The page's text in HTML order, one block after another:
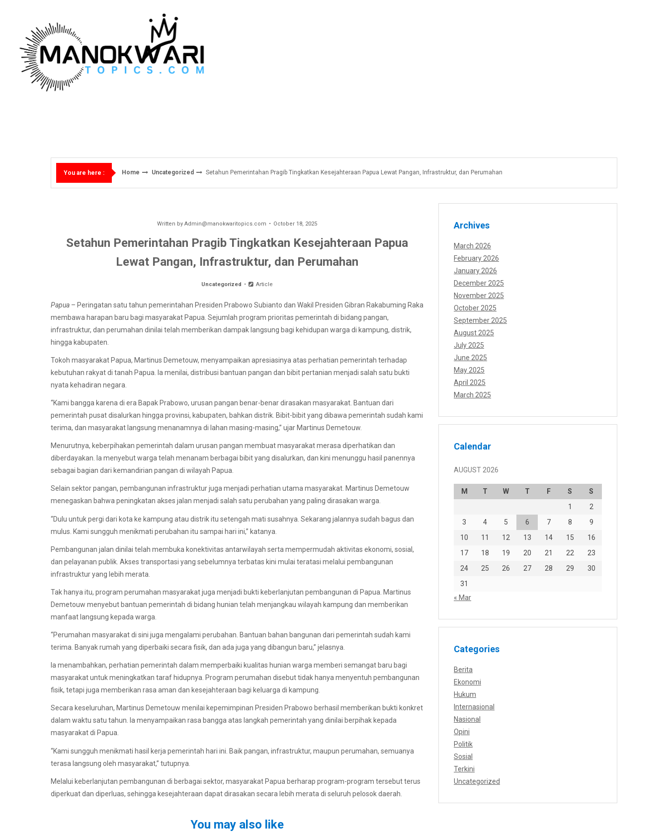
You are here : Home Uncategorized Setahun Pemerintahan Pragib Tingkatkan Kesejahteraan Papua Lewat Pangan, Infrastruktur, dan Perumahan
Written by Admin@manokwaritopics.com October 18, 2025
Setahun Pemerintahan Pragib Tingkatkan Kesejahteraan Papua
Lewat Pangan, Infrastruktur, dan Perumahan
Uncategorized Article
Papua – Peringatan satu tahun pemerintahan Presiden Prabowo Subianto dan Wakil Presiden Gibran Rakabuming Raka
membawa harapan baru bagi masyarakat Papua. Sejumlah program prioritas pemerintah di bidang pangan,
infrastruktur, dan perumahan dinilai telah memberikan dampak langsung bagi kehidupan warga di kampung, distrik,
hingga kabupaten.
Tokoh masyarakat Papua, Martinus Demetouw, menyampaikan apresiasinya atas perhatian pemerintah terhadap
kebutuhan rakyat di tanah Papua. Ia menilai, distribusi bantuan pangan dan bibit pertanian menjadi salah satu bukti
nyata kehadiran negara.
“Kami bangga karena di era Bapak Prabowo, urusan pangan benar-benar dirasakan masyarakat. Bantuan dari
pemerintah pusat disalurkan hingga provinsi, kabupaten, bahkan distrik. Bibit-bibit yang dibawa pemerintah sudah kami
terima, dan masyarakat langsung menanamnya di lahan masing-masing,” ujar Martinus Demetouw.
Menurutnya, keberpihakan pemerintah dalam urusan pangan membuat masyarakat merasa diperhatikan dan
diberdayakan. Ia menyebut warga telah menanam berbagai bibit yang disalurkan, dan kini menunggu hasil panennya
sebagai bagian dari kemandirian pangan di wilayah Papua.
Selain sektor pangan, pembangunan infrastruktur juga menjadi perhatian utama masyarakat. Martinus Demetouw
menegaskan bahwa peningkatan akses jalan menjadi salah satu perubahan yang paling dirasakan warga.
“Dulu untuk pergi dari kota ke kampung atau distrik itu setengah mati susahnya. Sekarang jalannya sudah bagus dan
mulus. Kami sungguh menikmati perubahan itu sampai hari ini,” katanya.
Pembangunan jalan dinilai telah membuka konektivitas antarwilayah serta mempermudah aktivitas ekonomi, sosial,
dan pelayanan publik. Akses transportasi yang sebelumnya terbatas kini mulai teratasi melalui pembangunan
infrastruktur yang lebih merata.
Tak hanya itu, program perumahan masyarakat juga menjadi bukti keberlanjutan pembangunan di Papua. Martinus
Demetouw menyebut bantuan pemerintah di bidang hunian telah menjangkau wilayah kampung dan memberikan
manfaat langsung kepada warga.
“Perumahan masyarakat di sini juga mengalami perubahan. Bantuan bahan bangunan dari pemerintah sudah kami
terima. Banyak rumah yang diperbaiki secara fisik, dan ada juga yang dibangun baru,” jelasnya.
Ia menambahkan, perhatian pemerintah dalam memperbaiki kualitas hunian warga memberi semangat baru bagi
masyarakat untuk meningkatkan taraf hidupnya. Program perumahan disebut tidak hanya menyentuh pembangunan
fisik, tetapi juga memberikan rasa aman dan kesejahteraan bagi keluarga di kampung.
Secara keseluruhan, Martinus Demetouw menilai kepemimpinan Presiden Prabowo berhasil memberikan bukti konkret
dalam waktu satu tahun. Ia menyampaikan rasa bangga atas langkah pemerintah yang dinilai berpihak kepada
masyarakat di Papua.
“Kami sungguh menikmati hasil kerja pemerintah hari ini. Baik pangan, infrastruktur, maupun perumahan, semuanya
terasa langsung oleh masyarakat,” tutupnya.
Melalui keberlanjutan pembangunan di berbagai sektor, masyarakat Papua berharap program-program tersebut terus
diperkuat dan diperluas, sehingga kesejahteraan dapat dirasakan secara lebih merata di seluruh pelosok daerah.
You may also like
Archives
March 2026
February 2026
January 2026
December 2025
November 2025
October 2025
September 2025
August 2025
July 2025
June 2025
May 2025
April 2025
March 2025
Calendar
AUGUST 2026
M T W T F S
S
1
2
3
4 5 6 7 8
9
10
11 12 13 14 15
16
17
18 19 20 21 22
23
24
25 26 27 28 29
30
31
« Mar
Categories
Berita
Ekonomi
Hukum
Internasional
Nasional
Opini
Politik
Sosial
Terkini
Uncategorized